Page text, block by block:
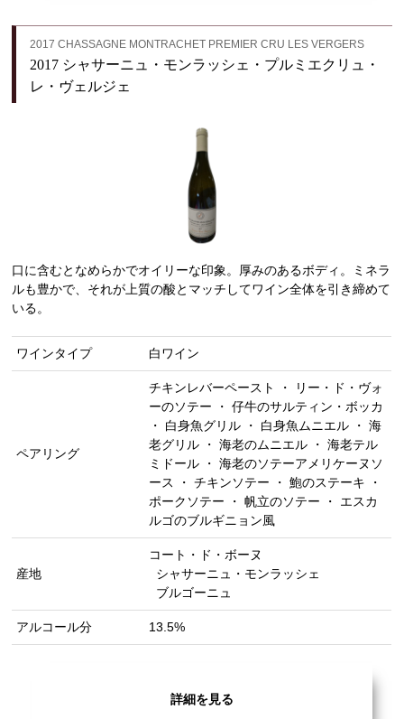
2017 CHASSAGNE MONTRACHET PREMIER CRU LES VERGERS
2017 シャサーニュ・モンラッシェ・プルミエクリュ・
レ・ヴェルジェ
口に含むとなめらかでオイリーな印象。厚みのあるボディ。ミネラ
ルも豊かで、それが上質の酸とマッチしてワイン全体を引き締めて
いる。
ワインタイプ 白ワイン
ペアリング
チキンレバーペースト ・ リー・ド・ヴォ
ーのソテー ・ 仔牛のサルティン・ボッカ
・ 白身魚グリル ・ 白身魚ムニエル ・ 海
老グリル ・ 海老のムニエル ・ 海老テル
ミドール ・ 海老のソテーアメリケーヌソ
ース ・ チキンソテー ・ 鮑のステーキ ・
ポークソテー ・ 帆立のソテー ・ エスカ
ルゴのブルギニョン風
産地
コート・ド・ボーヌ
シャサーニュ・モンラッシェ
ブルゴーニュ
アルコール分 13.5%
詳細を見る